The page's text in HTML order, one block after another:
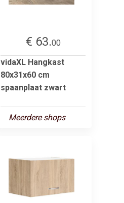
€ 63.00
vidaXL Hangkast
80x31x60 cm
spaanplaat zwart
Meerdere shops